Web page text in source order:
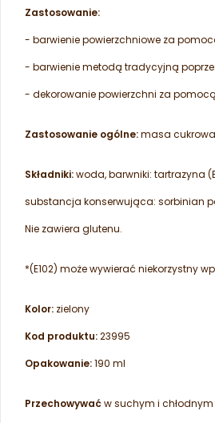
Zastosowanie:
- barwienie powierzchniowe za
- barwienie metodą tradycyjną
- dekorowanie powierzchni za
Zastosowanie ogólne:masa
Składniki:woda, barwniki: tartrazyna
substancja konserwująca: sorbinian
Nie zawiera glutenu.
*(E102) może wywierać niekorzystny
Kolor: zielony
Kod produktu:23995
Opakowanie:190 ml
Przechowywaćw suchym i